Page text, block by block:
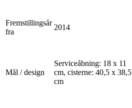
Fremstillingsår
fra
2014
Mål / design
Serviceåbning: 18 x 11
cm, cisterne: 40,5 x 38,5
cm